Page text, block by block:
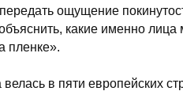
ощущение
какие именно
пленке».
в пяти европейских